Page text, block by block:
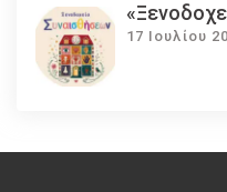
17 Ιουλίου